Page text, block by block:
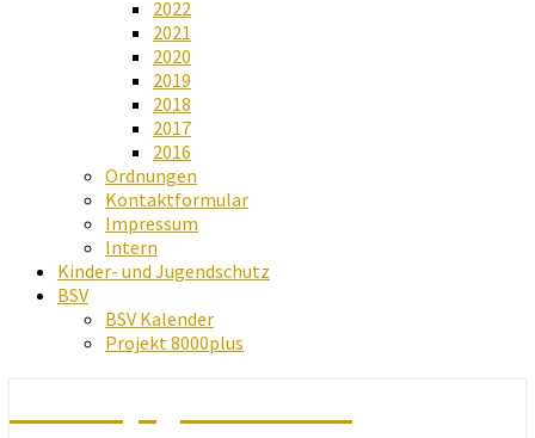
2022
2021
2020
2019
2018
2017
2016
Ordnungen
Kontaktformular
Impressum
Intern
Kinder- und Jugendschutz
BSV
BSV Kalender
Projekt 8000plus